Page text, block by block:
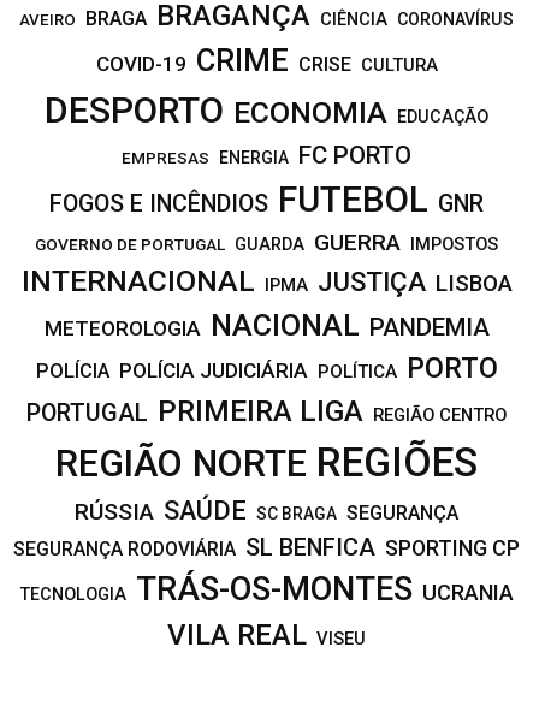
AVEIRO BRAGA BRAGANÇA CIÊNCIA CORONAVÍRUS
COVID-19 CRIME CRISE CULTURA
DESPORTO ECONOMIA EDUCAÇÃO
EMPRESAS ENERGIA FC PORTO
FOGOS E INCÊNDIOS FUTEBOL GNR
GOVERNO DE PORTUGAL GUARDA GUERRA IMPOSTOS
INTERNACIONAL IPMA JUSTIÇA LISBOA
METEOROLOGIA NACIONAL PANDEMIA
POLÍCIA POLÍCIA JUDICIÁRIA POLÍTICA PORTO
PORTUGAL PRIMEIRA LIGA REGIÃO CENTRO
REGIÃO NORTE REGIÕES
RÚSSIA SAÚDE SC BRAGA SEGURANÇA
SEGURANÇA RODOVIÁRIA SL BENFICA SPORTING CP
TECNOLOGIA TRÁS-OS-MONTES UCRANIA
VILA REAL VISEU